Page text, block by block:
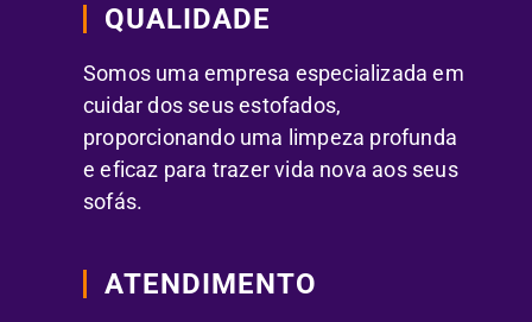
QUALIDADE
Somos uma empresa especializada em
cuidar dos seus estofados,
proporcionando uma limpeza profunda
e eficaz para trazer vida nova aos seus
sofás.
ATENDIMENTO